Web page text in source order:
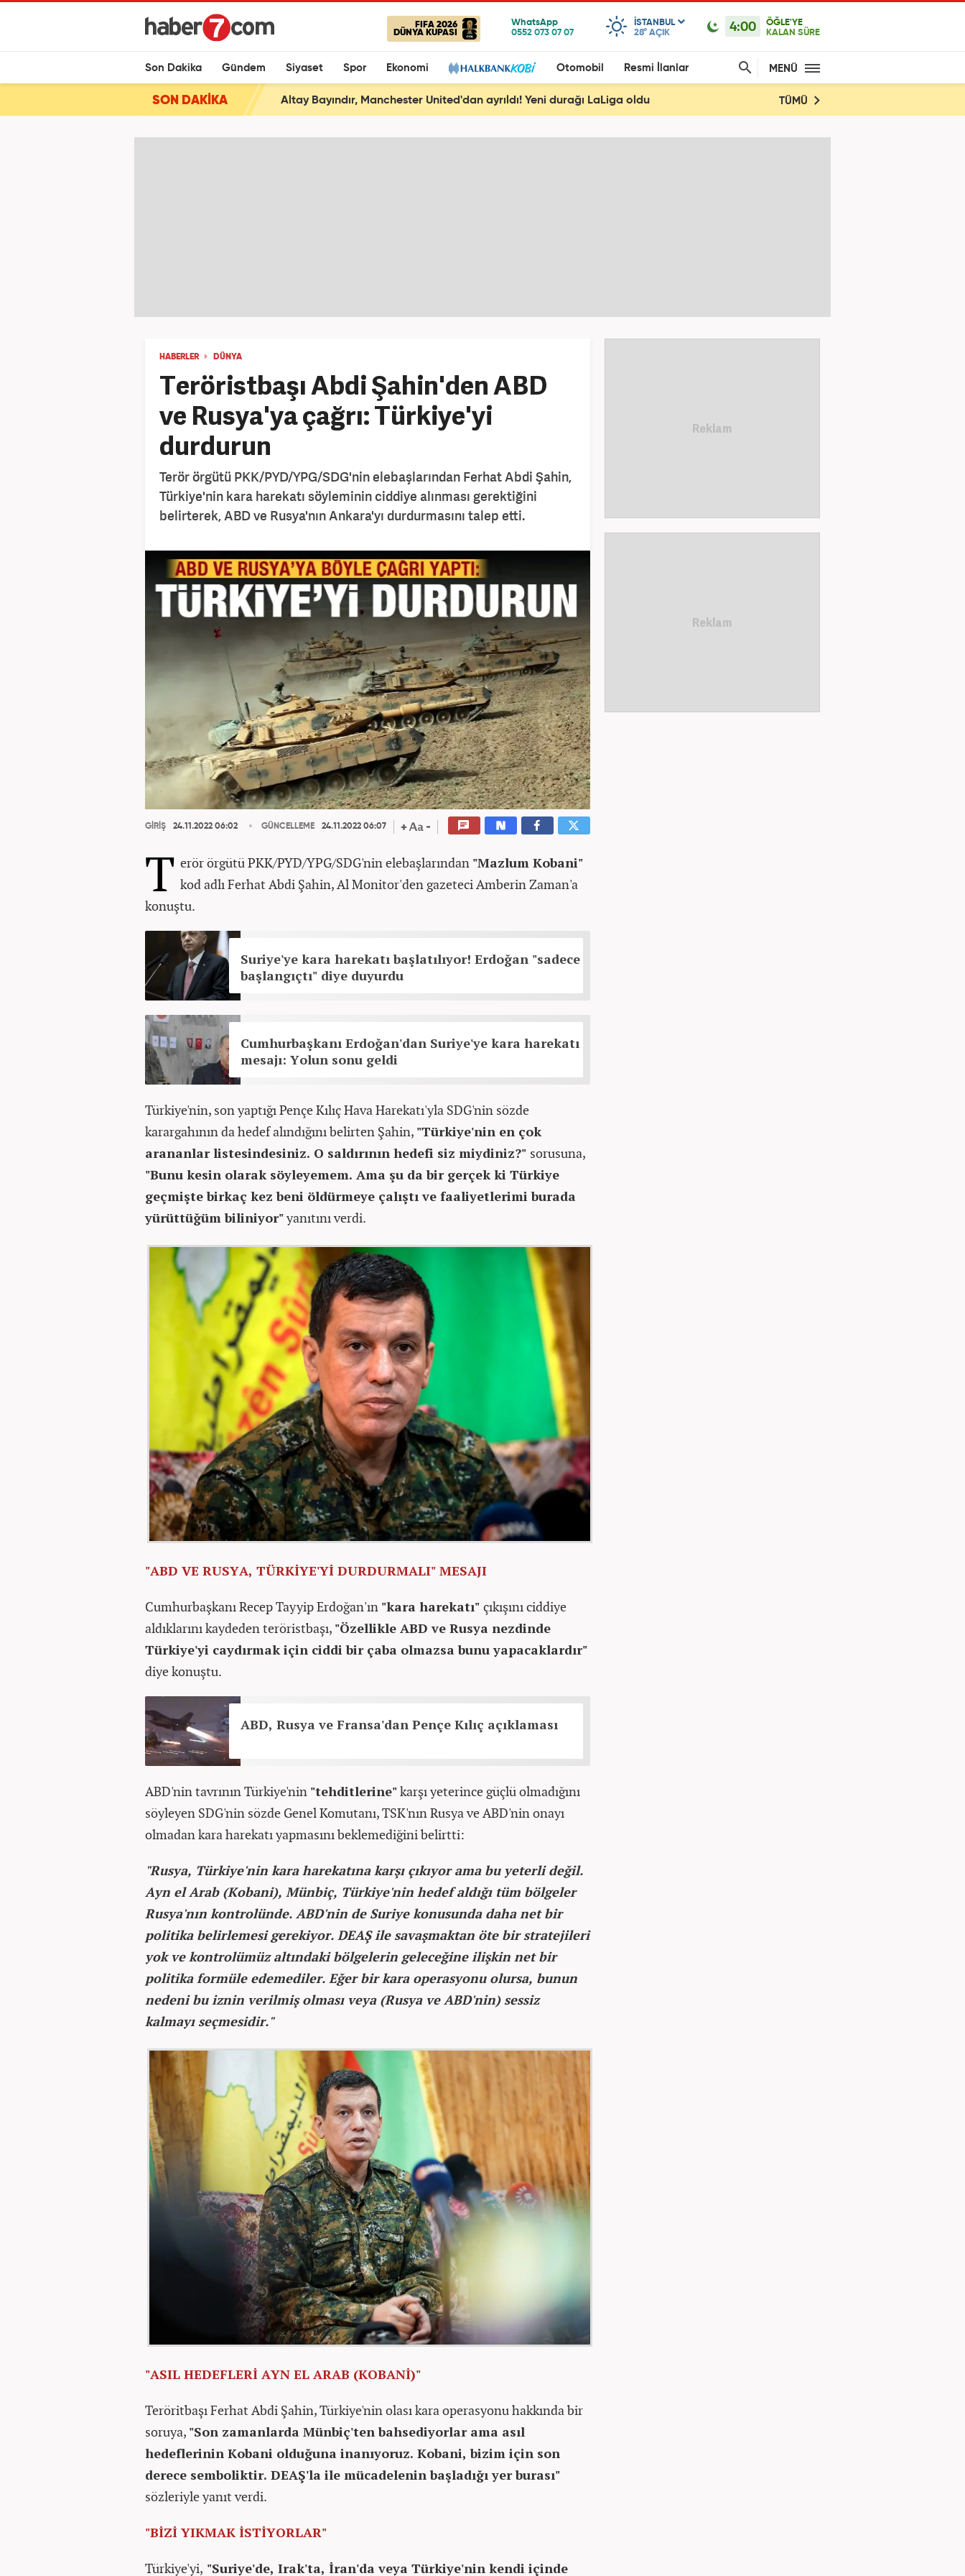
FIFA 2026
DÜNYA KUPASI
ISTANBUL
28° AÇIK 4:00
ÖĞLE'YE
KALAN SÜRE
Son Dakika Gündem Siyaset Spor Ekonomi Otomobil Resmi İlanlar MENÜ
SON DAKİKA Altay Bayındır, Manchester United'dan ayrıldı! Yeni durağı LaLiga oldu TÜMÜ
HABERLER DÜNYA
Teröristbaşı Abdi Şahin'den ABD
ve Rusya'ya çağrı: Türkiye'yi
durdurun
Terör örgütü PKK/PYD/YPG/SDG'nin elebaşlarından Ferhat Abdi Şahin,
Türkiye'nin kara harekatı söyleminin ciddiye alınması gerektiğini
belirterek, ABD ve Rusya'nın Ankara'yı durdurmasını talep etti.
GİRİŞ 24.11.2022 06:02 GÜNCELLEME 24.11.2022 06:07
T erör örgütü PKK/PYD/YPG/SDG'nin elebaşlarından "Mazlum Kobani"
kod adlı Ferhat Abdi Şahin, Al Monitor'den gazeteci Amberin Zaman'a
konuştu.
Suriye'ye kara harekatı başlatılıyor! Erdoğan "sadece
başlangıçtı" diye duyurdu
Cumhurbaşkanı Erdoğan'dan Suriye'ye kara harekatı
mesajı: Yolun sonu geldi
Türkiye'nin, son yaptığı Pençe Kılıç Hava Harekatı'yla SDG'nin sözde
karargahının da hedef alındığını belirten Şahin, "Türkiye'nin en çok
arananlar listesindesiniz. O saldırının hedefi siz miydiniz?" sorusuna,
"Bunu kesin olarak söyleyemem. Ama şu da bir gerçek ki Türkiye
geçmişte birkaç kez beni öldürmeye çalıştı ve faaliyetlerimi burada
yürüttüğüm biliniyor"yanıtını verdi.
"ABD VE RUSYA, TÜRKİYE'Yİ DURDURMALI" MESAJI
Cumhurbaşkanı Recep Tayyip Erdoğan'ın "kara harekatı" çıkışını ciddiye
aldıklarını kaydeden teröristbaşı, "Özellikle ABD ve Rusya nezdinde
Türkiye'yi caydırmak için ciddi bir çaba olmazsa bunu yapacaklardır"
diye konuştu.
ABD, Rusya ve Fransa'dan Pençe Kılıç açıklaması
ABD'nin tavrının Türkiye'nin "tehditlerine"karşı yeterince güçlü olmadığını
söyleyen SDG'nin sözde Genel Komutanı, TSK'nın Rusya ve ABD'nin onayı
olmadan kara harekatı yapmasını beklemediğini belirtti:
"Rusya, Türkiye'nin kara harekatına karşı çıkıyor ama bu yeterli değil.
Ayn el Arab (Kobani), Münbiç, Türkiye'nin hedef aldığı tüm bölgeler
Rusya'nın kontrolünde. ABD'nin de Suriye konusunda daha net bir
politika belirlemesi gerekiyor. DEAŞ ile savaşmaktan öte bir stratejileri
yok ve kontrolümüz altındaki bölgelerin geleceğine ilişkin net bir
politika formüle edemediler. Eğer bir kara operasyonu olursa, bunun
nedeni bu iznin verilmiş olması veya (Rusya ve ABD'nin) sessiz
kalmayı seçmesidir."
"ASIL HEDEFLERİ AYN EL ARAB (KOBANİ)"
Teröritbaşı Ferhat Abdi Şahin, Türkiye'nin olası kara operasyonu hakkında bir
soruya, "Son zamanlarda Münbiç'ten bahsediyorlar ama asıl
hedeflerinin Kobani olduğuna inanıyoruz. Kobani, bizim için son
derece semboliktir. DEAŞ'la ile mücadelenin başladığı yer burası"
sözleriyle yanıt verdi.
"BİZİ YIKMAK İSTİYORLAR"
Türkiye'yi, "Suriye'de, Irak'ta, İran'da veya Türkiye'nin kendi içinde